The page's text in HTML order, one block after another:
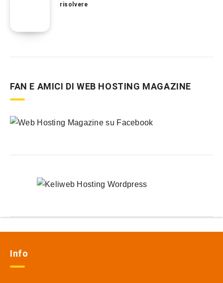
risolvere
FAN E AMICI DI WEB HOSTING MAGAZINE
Info